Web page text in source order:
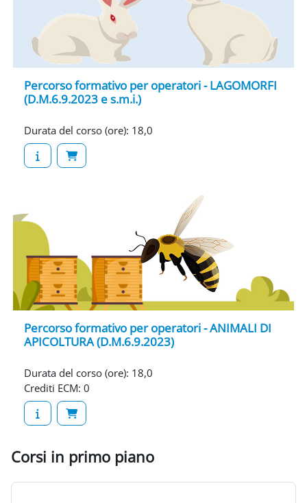
Corsi in primo piano
Percorso formativo per operatori - LAGOMORFI
(D.M.6.9.2023 e s.m.i.)
Durata del corso (ore): 18,0
Percorso formativo per operatori - ANIMALI DI
APICOLTURA (D.M.6.9.2023)
Durata del corso (ore): 18,0
Crediti ECM: 0